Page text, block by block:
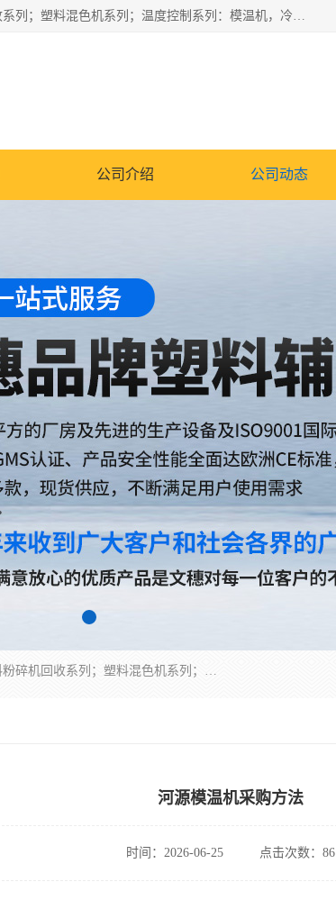
佛山文穗智能装备有限公司专业生产：机械手自动化系列；塑料粉碎机回收系列；塑料混色机系列；温度控制系列：模温机，冷水机；供料输送系列：中央供料系统，欧化/独立式吸料机，分体式吸料机；整机保修一年，易损件除外。
公司介绍 公司动态
佛山文穗智能装备有限公司专业生产：机械手自动化系列；塑料粉碎机回收系列；塑料混色机系列；温度控制系列：模温机，冷水机；供料输送系列：中央供料系统，欧化/独立式吸料机，分体式吸料机；整机保修一年，易损件除外。
河源模温机采购方法
时间：2026-06-25 点击次数：86